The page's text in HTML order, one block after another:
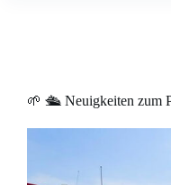
🌱 🛳️ Neuigkeiten zum